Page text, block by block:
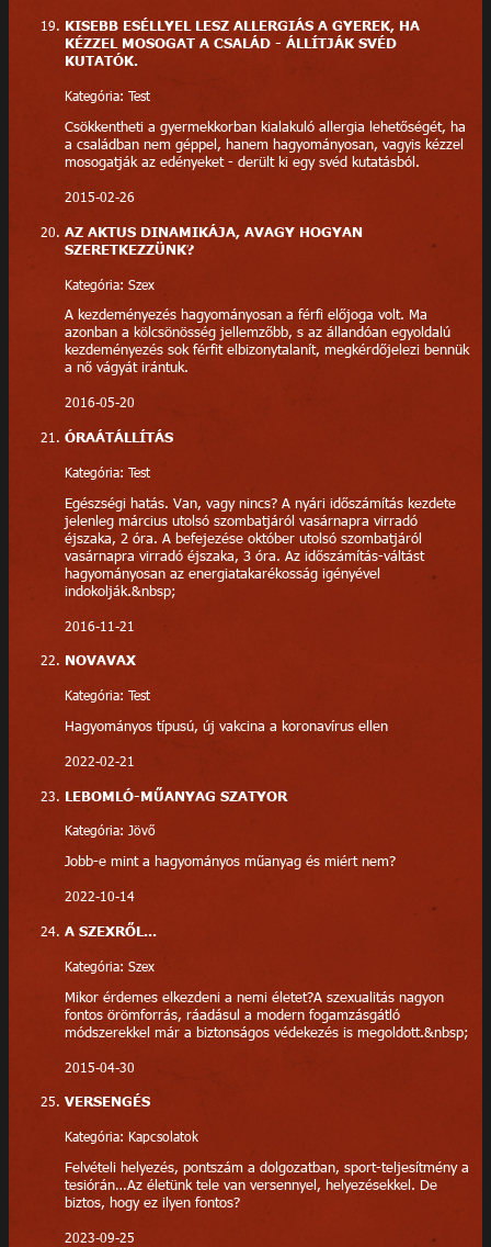
KISEBB ESÉLLYEL LESZ ALLERGIÁS A GYEREK, HA
KÉZZEL MOSOGAT A CSALÁD - ÁLLÍTJÁK SVÉD
KUTATÓK.
Kategória: Test
Csökkentheti a gyermekkorban kialakuló allergia lehetőségét, ha
a családban nem géppel, hanem hagyományosan, vagyis kézzel
mosogatják az edényeket - derült ki egy svéd kutatásból.
2015-02-26
AZ AKTUS DINAMIKÁJA, AVAGY HOGYAN
SZERETKEZZÜNK?
Kategória: Szex
A kezdeményezés hagyományosan a férfi előjoga volt. Ma
azonban a kölcsönösség jellemzőbb, s az állandóan egyoldalú
kezdeményezés sok férfit elbizonytalanít, megkérdőjelezi bennük
a nő vágyát irántuk.
2016-05-20
ÓRAÁTÁLLÍTÁS
Kategória: Test
Egészségi hatás. Van, vagy nincs? A nyári időszámítás kezdete
jelenleg március utolsó szombatjáról vasárnapra virradó
éjszaka, 2 óra. A befejezése október utolsó szombatjáról
vasárnapra virradó éjszaka, 3 óra. Az időszámítás-váltást
hagyományosan az energiatakarékosság igényével
indokolják.&nbsp;
2016-11-21
NOVAVAX
Kategória: Test
Hagyományos típusú, új vakcina a koronavírus ellen
2022-02-21
LEBOMLÓ-MŰANYAG SZATYOR
Kategória: Jövő
Jobb-e mint a hagyományos műanyag és miért nem?
2022-10-14
A SZEXRŐL...
Kategória: Szex
Mikor érdemes elkezdeni a nemi életet?A szexualitás nagyon
fontos örömforrás, ráadásul a modern fogamzásgátló
módszerekkel már a biztonságos védekezés is megoldott.&nbsp;
2015-04-30
VERSENGÉS
Kategória: Kapcsolatok
Felvételi helyezés, pontszám a dolgozatban, sport-teljesítmény a
tesiórán…Az életünk tele van versennyel, helyezésekkel. De
biztos, hogy ez ilyen fontos?
2023-09-25